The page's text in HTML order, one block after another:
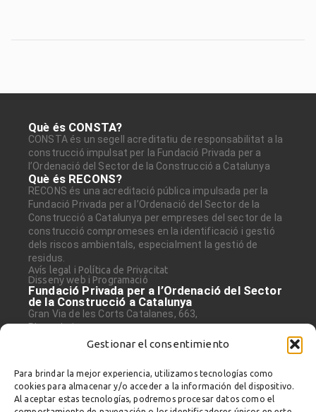
Gestionar el consentimiento
Para brindar la mejor experiencia, utilizamos tecnologías como
cookies para almacenar y/o acceder a la información del dispositivo.
Al aceptar estas tecnologías, podremos procesar datos como el
Què és CONSTA?
CONSTA és un segell acreditatiu de responsabilitat a la
construcció impulsat per la Fundació Privada per a
l’Ordenació del Sector de la Construcció a Catalunya
Què és RECONS?
RECONS és una acreditació pública impulsada per la
Fundació Privada per a l’Ordenació del Sector de la
Construcció a Catalunya per empreses del sector de la
construcció compromeses en la identificació i gestió
dels riscos ambientals, especialment la gestió de
residus.
Avís legal i Política de Privacitat
Disseny web i Programació
Fundació Privada per a l’Ordenació del Sector
de la Construcció a Catalunya
Gran Via de les Corts Catalanes, 663,
Planta baixa
08010 Barcelona
Consta és avalat per: